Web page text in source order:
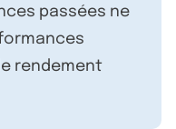
passées ne
rendement